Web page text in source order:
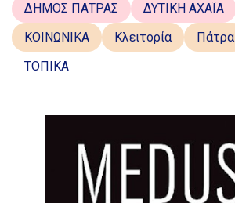
ΔΗΜΟΣ ΠΑΤΡΑΣ
ΔΥΤΙΚΗ ΑΧΑΪΑ
ΚΟΙΝΩΝΙΚΑ
Κλειτορία Πάτρα
ΤΟΠΙΚΑ